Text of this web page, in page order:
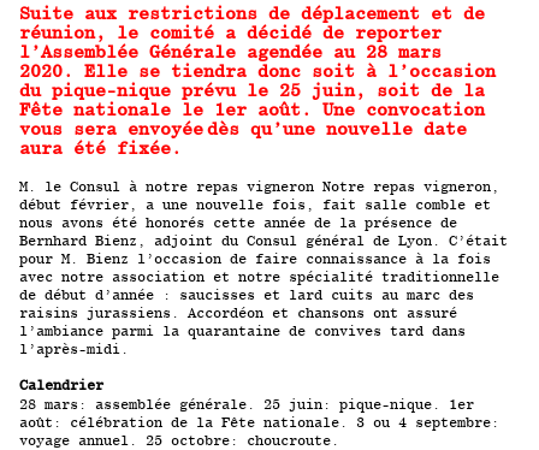
Suite aux restrictions de déplacement et de
réunion, le comité a décidé de reporter
l’Assemblée Générale agendée au 28 mars
2020. Elle se tiendra donc soit à l’occasion
du pique-nique prévu le 25 juin, soit de la
Fête nationale le 1er août. Une convocation
vous sera envoyéedès qu’une nouvelle date
aura été fixée.
M. le Consul à notre repas vigneron Notre repas vigneron,
début février, a une nouvelle fois, fait salle comble et
nous avons été honorés cette année de la présence de
Bernhard Bienz, adjoint du Consul général de Lyon. C’était
pour M. Bienz l’occasion de faire connaissance à la fois
avec notre association et notre spécialité traditionnelle
de début d’année : saucisses et lard cuits au marc des
raisins jurassiens. Accordéon et chansons ont assuré
l’ambiance parmi la quarantaine de convives tard dans
l’après-midi.
Calendrier
28 mars: assemblée générale. 25 juin: pique-nique. 1er
août: célébration de la Fête nationale. 3 ou 4 septembre:
voyage annuel. 25 octobre: choucroute.